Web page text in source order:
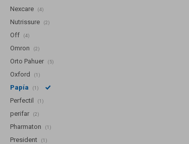
Nexcare (4)
Nutrissure (2)
Off (4)
Omron (2)
Orto Pahuer (5)
Oxford (1)
Papía (1)
Perfectil (1)
perifar (2)
Pharmaton (1)
President (1)